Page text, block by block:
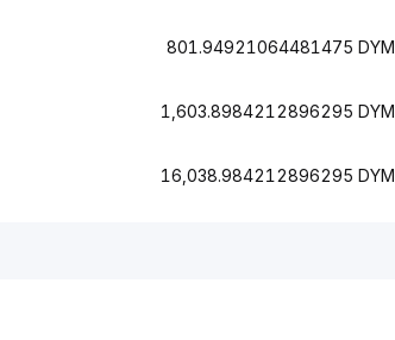
801.94921064481475 DYM
1,603.8984212896295 DYM
16,038.984212896295 DYM